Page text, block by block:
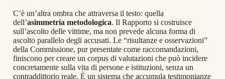
C’è un’altra ombra che attraversa il testo: quella
dell’asimmetria metodologica. Il Rapporto si costruisce
sull’ascolto delle vittime, ma non prevede alcuna forma di
ascolto parallelo degli accusati. Le “risultanze e osservazioni”
della Commissione, pur presentate come raccomandazioni,
finiscono per creare un corpus di valutazioni che può incidere
concretamente sulla vita di persone e istituzioni, senza un
contraddittorio reale. È un sistema che accumula testimonianze